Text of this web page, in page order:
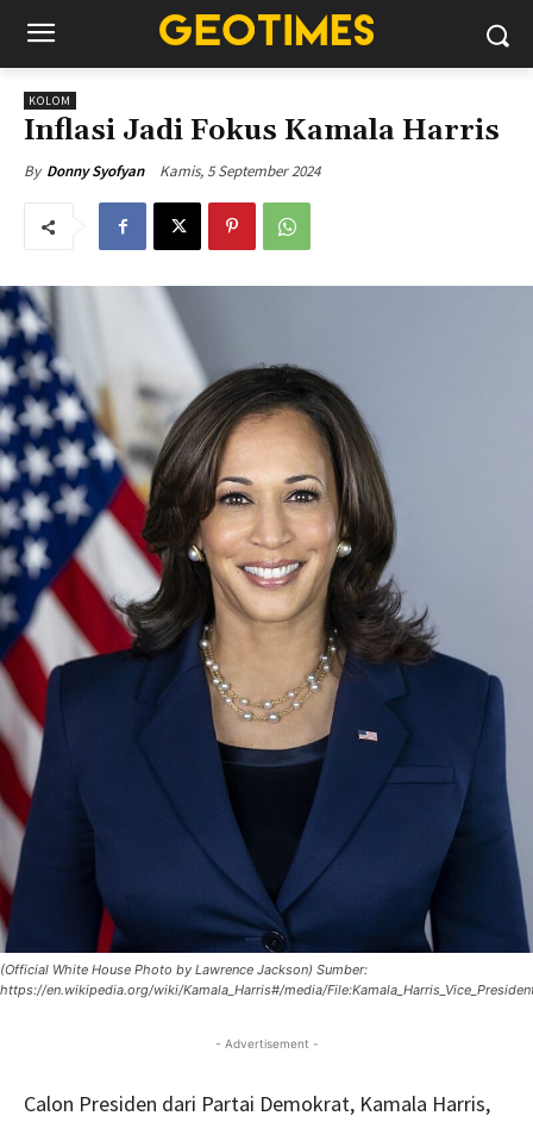
KOLOM
Inflasi Jadi Fokus Kamala Harris
By Donny Syofyan Kamis, 5 September 2024
(Official White House Photo by Lawrence Jackson) Sumber:
https://en.wikipedia.org/wiki/Kamala_Harris#/media/
- Advertisement -
Calon Presiden dari Partai Demokrat, Kamala Harris,